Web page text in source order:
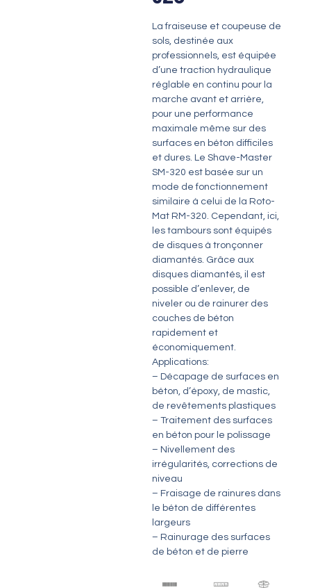
La fraiseuse et coupeuse de
sols, destinée aux
professionnels, est équipée
d’une traction hydraulique
réglable en continu pour la
marche avant et arrière,
pour une performance
maximale même sur des
surfaces en béton difficiles
et dures. Le Shave-Master
SM-320 est basée sur un
mode de fonctionnement
similaire à celui de la Roto-
Mat RM-320. Cependant, ici,
les tambours sont équipés
de disques à tronçonner
diamantés. Grâce aux
disques diamantés, il est
possible d’enlever, de
niveler ou de rainurer des
couches de béton
rapidement et
économiquement.
Applications:
– Décapage de surfaces en
béton, d’époxy, de mastic,
de revêtements plastiques
– Traitement des surfaces
en béton pour le polissage
– Nivellement des
irrégularités, corrections de
niveau
– Fraisage de rainures dans
le béton de différentes
largeurs
– Rainurage des surfaces
de béton et de pierre